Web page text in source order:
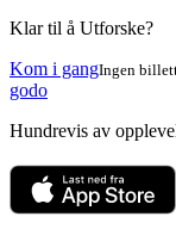
Klar til å Utforske?
Kom i gangIngen
godo
Hundrevis av